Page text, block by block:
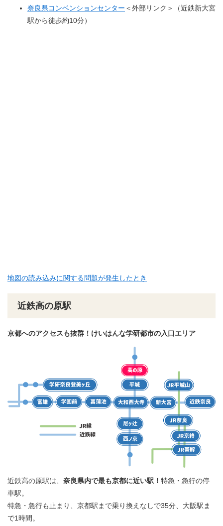
奈良県コンベンションセンター ＜外部リンク＞
（近鉄新大宮
駅から徒歩約10分）
地図の読み込みに関する問題が発生したとき
近鉄高の原駅
京都へのアクセスも抜群！けいはんな学研都市の入口エリア
近鉄高の原駅は、 奈良県内で最も京都に近い駅！ 特急・急行の停
車駅。
特急・急行も止まり、京都駅まで乗り換えなしで35分、大阪駅ま
で1時間。